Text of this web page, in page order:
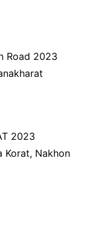
Road 2023
2023
Korat, Nakhon